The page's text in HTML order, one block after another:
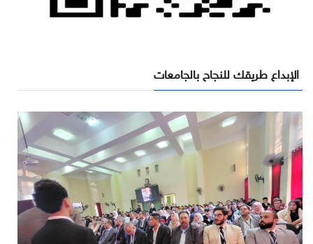
الإبداع طريقك للنجاح بالجامعات